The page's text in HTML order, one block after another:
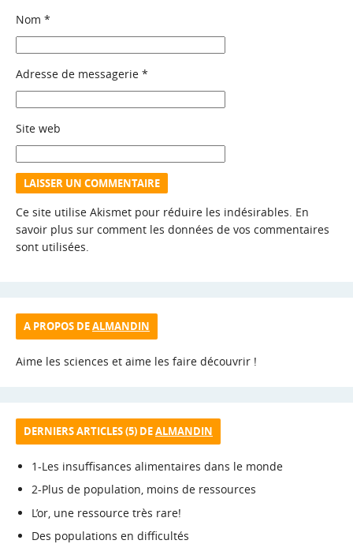
Nom *
Adresse de messagerie *
Site web
Ce site utilise Akismet pour réduire les indésirables. En
savoir plus sur comment les données de vos commentaires
sont utilisées.
A PROPOS DEALMANDIN
Aime les sciences et aime les faire découvrir !
DERNIERS ARTICLES (5) DEALMANDIN
1-Les insuffisances alimentaires dans le monde
2-Plus de population, moins de ressources
L’or, une ressource très rare!
Des populations en difficultés